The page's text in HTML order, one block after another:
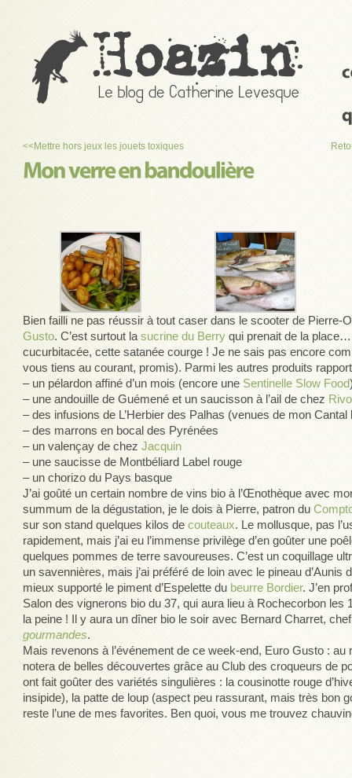
<<Mettre hors jeux les jouets toxiques
Bien failli ne pas réussir à tout caser dans le scooter de Pierre-
Gusto. C’est surtout la sucrine du Berry qui prenait de la
cucurbitacée, cette satanée courge ! Je ne sais pas encore
vous tiens au courant, promis). Parmi les autres produits
– un pélardon affiné d’un mois (encore une Sentinelle Slow Food
– une andouille de Guémené et un saucisson à l’ail de chez
– des infusions de L’Herbier des Palhas (venues de mon Cantal
– des marrons en bocal des Pyrénées
– un valençay de chez Jacquin
– une saucisse de Montbéliard Label rouge
– un chorizo du Pays basque
J’ai goûté un certain nombre de vins bio à l’Œnothèque avec
summum de la dégustation, je le dois à Pierre, patron du
sur son stand quelques kilos de couteaux. Le mollusque, pas
rapidement, mais j’ai eu l’immense privilège d’en goûter une
quelques pommes de terre savoureuses. C’est un coquillage
un savennières, mais j’ai préféré de loin avec le pineau d’Aunis
mieux supporté le piment d’Espelette du beurre Bordier. J’en
Salon des vignerons bio du 37, qui aura lieu à Rochecorbon les
la peine ! Il y aura un dîner bio le soir avec Bernard Charret,
gourmandes.
Mais revenons à l’événement de ce week-end, Euro Gusto :
notera de belles découvertes grâce au Club des croqueurs de
ont fait goûter des variétés singulières : la cousinotte rouge
insipide), la patte de loup (aspect peu rassurant, mais très bon
reste l’une de mes favorites. Ben quoi, vous me trouvez